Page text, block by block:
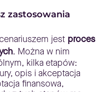
zastosowania
jest proces
. Można w nim
kilka etapów:
opis i akceptacja
finansowa,